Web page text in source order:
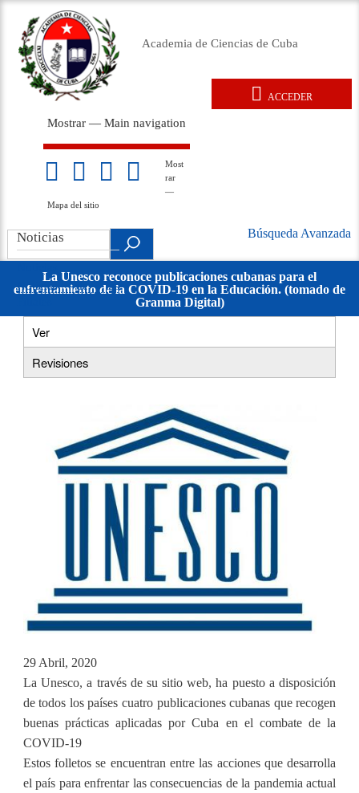
contenido
Academia de Ciencias de Cuba
Main
navigation
Mostrar — Main navigation
Inicio
Acerca de
Membresía
Premios
Eventos
Relaciones exteriores
Documentos legales
Repositorio
Noticias
sitio
Most
rar
—
Mapa del sitio
.
ACCEDER
Search
movil
Búsqueda Avanzada
La Unesco reconoce publicaciones cubanas para el
enfrentamiento de la COVID-19 en la Educación. (tomado de
Granma Digital)
Primary
tabs
Ver(solapa
activa)
Revisiones
29 Abril, 2020
La Unesco, a través de su sitio web, ha puesto a disposición
de todos los países cuatro publicaciones cubanas que recogen
buenas prácticas aplicadas por Cuba en el combate de la
COVID-19
Estos folletos se encuentran entre las acciones que desarrolla
el país para enfrentar las consecuencias de la pandemia actual
Noticias
Noticias de las